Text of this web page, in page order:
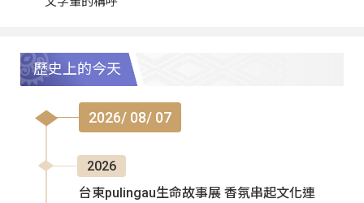
歷史上的今天
2026/ 08/ 07
2026
台東pulingau生命故事展 香氛串起文化連